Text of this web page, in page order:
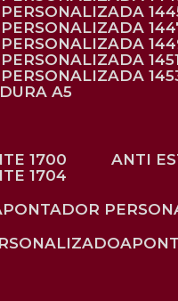
PERSONALIZADA
PERSONALIZADA
PERSONALIZADA
PERSONALIZADA
A5
1700
ANTI
1704
APONTADOR